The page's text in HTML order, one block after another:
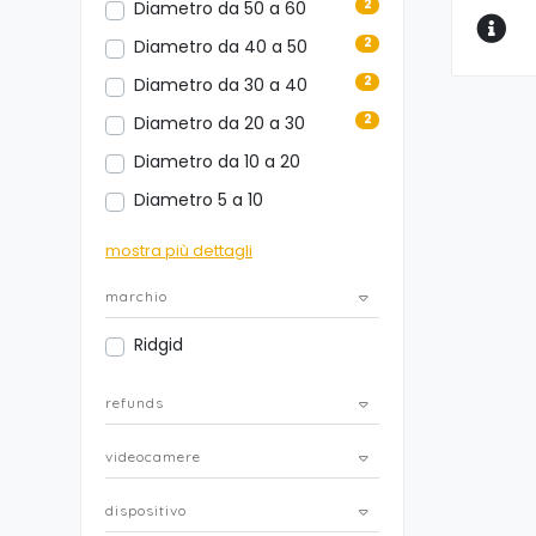
Diametro da 50 a 60 2
Diametro da 40 a 50 2
Diametro da 30 a 40 2
Diametro da 20 a 30 2
Diametro da 10 a 20
Diametro 5 a 10
mostra più dettagli
marchio
Ridgid
refunds
videocamere
dispositivo